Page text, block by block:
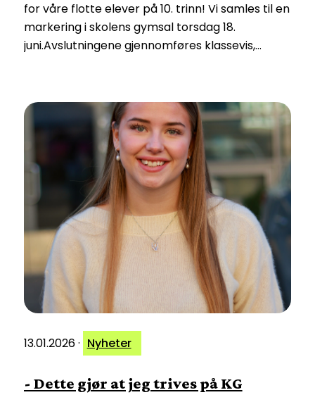
for våre flotte elever på 10. trinn! Vi samles til en
markering i skolens gymsal torsdag 18.
juni.Avslutningene gjennomføres klassevis,…
13.01.2026· Nyheter
- Dette gjør at jeg trives på KG